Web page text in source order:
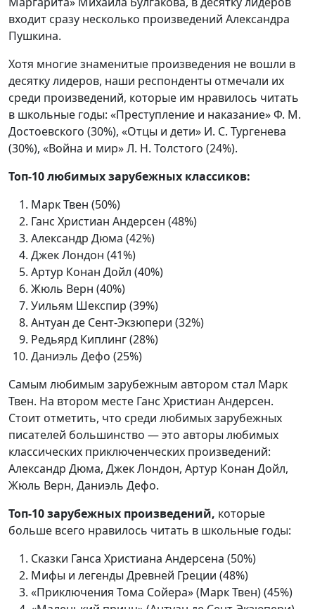
входит сразу несколько произведений Александра
Пушкина.
Хотя многие знаменитые произведения не вошли в
десятку лидеров, наши респонденты отмечали их
среди произведений, которые им нравилось читать
в школьные годы: «Преступление и наказание» Ф. М.
Достоевского (30%), «Отцы и дети» И. С. Тургенева
(30%), «Война и мир» Л. Н. Толстого (24%).
Топ-10 любимых зарубежных классиков:
Марк Твен (50%)
Ганс Христиан Андерсен (48%)
Александр Дюма (42%)
Джек Лондон (41%)
Артур Конан Дойл (40%)
Жюль Верн (40%)
Уильям Шекспир (39%)
Антуан де Сент-Экзюпери (32%)
Редьярд Киплинг (28%)
Даниэль Дефо (25%)
Самым любимым зарубежным автором стал Марк
Твен. На втором месте Ганс Христиан Андерсен.
Стоит отметить, что среди любимых зарубежных
писателей большинство — это авторы любимых
классических приключенческих произведений:
Александр Дюма, Джек Лондон, Артур Конан Дойл,
Жюль Верн, Даниэль Дефо.
Топ-10 зарубежных произведений, которые
больше всего нравилось читать в школьные годы:
Сказки Ганса Христиана Андерсена (50%)
Мифы и легенды Древней Греции (48%)
«Приключения Тома Сойера» (Марк Твен) (45%)